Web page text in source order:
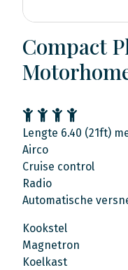
Compact
Lengte 6.40 (21ft)
Airco
Cruise control
Radio
Automatische
Kookstel
Magnetron
Koelkast